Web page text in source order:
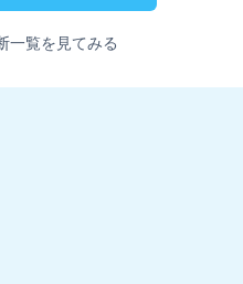
一覧を見てみる